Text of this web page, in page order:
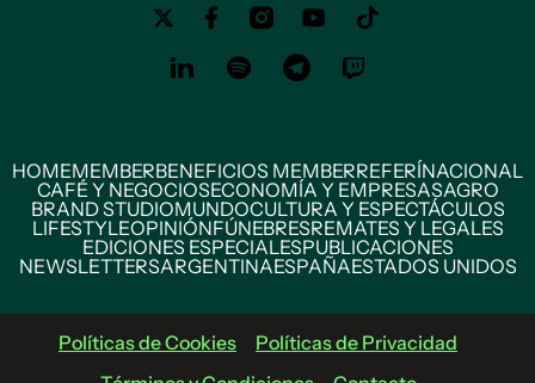
HOMEMEMBERBENEFICIOS MEMBERREFERÍNACIONAL
CAFÉ Y NEGOCIOSECONOMÍA Y EMPRESASAGRO
BRAND STUDIOMUNDOCULTURA Y ESPECTÁCULOS
LIFESTYLEOPINIÓNFÚNEBRESREMATES Y LEGALES
EDICIONES ESPECIALESPUBLICACIONES
NEWSLETTERSARGENTINAESPAÑAESTADOS UNIDOS
Políticas de Cookies
Políticas de Privacidad